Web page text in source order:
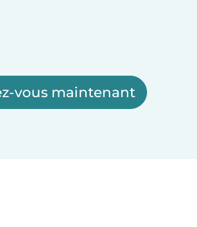
vous maintenant